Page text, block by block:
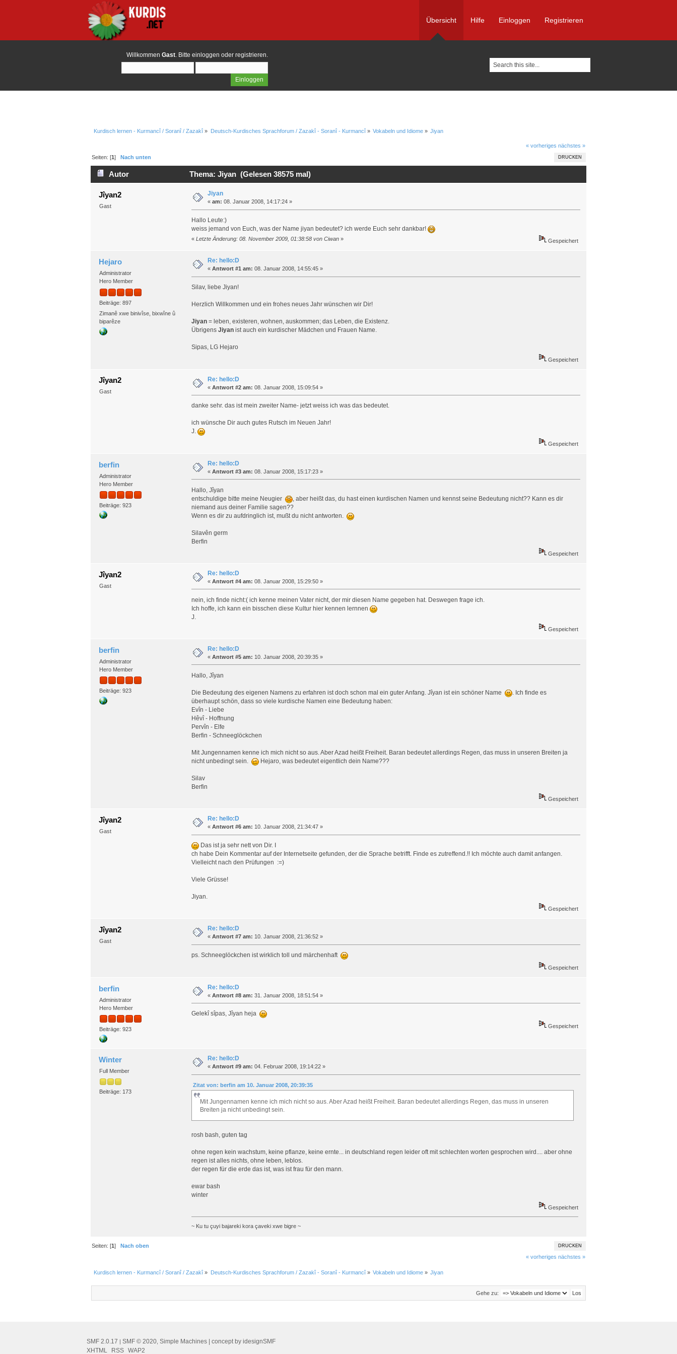
Übersicht Hilfe Einloggen Registrieren
Willkommen Gast. Bitte einloggen oder registrieren.
Kurdisch lernen - Kurmancî / Soranî / Zazakî » Deutsch-Kurdisches Sprachforum / Zazakî - Soranî - Kurmancî» Vokabeln und Idiome» Jiyan
« vorheriges nächstes »
DRUCKEN
Seiten: [1]Nach unten
Autor Thema: Jiyan (Gelesen 38575 mal)
Jîyan2
Gast
Jiyan
« am: 08. Januar 2008, 14:17:24 »
Hallo Leute:)
weiss jemand von Euch, was der Name jiyan bedeutet? ich werde Euch sehr dankbar!
« Letzte Änderung: 08. November 2009, 01:38:58 von Ciwan» Gespeichert
Hejaro
Administrator
Hero Member
Beiträge: 897
Zimanê xwe binivîse, bixwîne û
biparêze
Re: hello:D
« Antwort #1 am: 08. Januar 2008, 14:55:45 »
Silav, liebe Jiyan!
Herzlich Willkommen und ein frohes neues Jahr wünschen wir Dir!
Jiyan= leben, existeren, wohnen, auskommen; das Leben, die Existenz.
Übrigens Jiyanist auch ein kurdischer Mädchen und Frauen Name.
Sipas, LG Hejaro
Gespeichert
Jîyan2
Gast
Re: hello:D
« Antwort #2 am: 08. Januar 2008, 15:09:54 »
danke sehr. das ist mein zweiter Name- jetzt weiss ich was das bedeutet.
ich wünsche Dir auch gutes Rutsch im Neuen Jahr!
J.
Gespeichert
berfin
Administrator
Hero Member
Beiträge: 923
Re: hello:D
« Antwort #3 am: 08. Januar 2008, 15:17:23 »
Hallo, Jîyan
entschuldige bitte meine Neugier
, aber heißt das, du hast einen kurdischen Namen und kennst seine Bedeutung nicht?? Kann es dir
niemand aus deiner Familie sagen??
Wenn es dir zu aufdringlich ist, mußt du nicht antworten.
Silavên germ
Berfin
Gespeichert
Jîyan2
Gast
Re: hello:D
« Antwort #4 am: 08. Januar 2008, 15:29:50 »
nein, ich finde nicht:( ich kenne meinen Vater nicht, der mir diesen Name gegeben hat. Deswegen frage ich.
Ich hoffe, ich kann ein bisschen diese Kultur hier kennen lernnen
J.
Gespeichert
berfin
Administrator
Hero Member
Beiträge: 923
Re: hello:D
« Antwort #5 am: 10. Januar 2008, 20:39:35 »
Hallo, Jîyan
Die Bedeutung des eigenen Namens zu erfahren ist doch schon mal ein guter Anfang. Jîyan ist ein schöner Name
. Ich finde es
überhaupt schön, dass so viele kurdische Namen eine Bedeutung haben:
Evîn - Liebe
Hêvî - Hoffnung
Pervîn - Elfe
Berfin - Schneeglöckchen
Mit Jungennamen kenne ich mich nicht so aus. Aber Azad heißt Freiheit. Baran bedeutet allerdings Regen, das muss in unseren Breiten ja
nicht unbedingt sein.
Hejaro, was bedeutet eigentlich dein Name???
Silav
Berfin
Gespeichert
Jîyan2
Gast
Re: hello:D
« Antwort #6 am: 10. Januar 2008, 21:34:47 »
Das ist ja sehr nett von Dir. I
ch habe Dein Kommentar auf der Internetseite gefunden, der die Sprache betrifft. Finde es zutreffend.!! Ich möchte auch damit anfangen.
Vielleicht nach den Prüfungen :=)
Viele Grüsse!
Jiyan.
Gespeichert
Jîyan2
Gast
Re: hello:D
« Antwort #7 am: 10. Januar 2008, 21:36:52 »
ps. Schneeglöckchen ist wirklich toll und märchenhaft
Gespeichert
berfin
Administrator
Hero Member
Beiträge: 923
Re: hello:D
« Antwort #8 am: 31. Januar 2008, 18:51:54 »
Gelekî sîpas, Jîyan heja
Gespeichert
Winter
Full Member
Beiträge: 173
Re: hello:D
« Antwort #9 am: 04. Februar 2008, 19:14:22 »
Zitat von: berfin am 10. Januar 2008, 20:39:35
Mit Jungennamen kenne ich mich nicht so aus. Aber Azad heißt Freiheit. Baran bedeutet allerdings Regen, das muss in unseren
Breiten ja nicht unbedingt sein.
rosh bash, guten tag
ohne regen kein wachstum, keine pflanze, keine ernte... in deutschland regen leider oft mit schlechten worten gesprochen wird.... aber ohne
regen ist alles nichts, ohne leben, leblos.
der regen für die erde das ist, was ist frau für den mann.
ewar bash
winter
Gespeichert
~ Ku tu çuyi bajareki kora çaveki xwe bigre ~
DRUCKEN
Seiten: [1]Nach oben
« vorheriges nächstes »
Kurdisch lernen - Kurmancî / Soranî / Zazakî » Deutsch-Kurdisches Sprachforum / Zazakî - Soranî - Kurmancî» Vokabeln und Idiome» Jiyan
Gehe zu:
SMF 2.0.17 | SMF © 2020 Simple Machines | concept by idesignSMF
XHTML
RSS WAP2